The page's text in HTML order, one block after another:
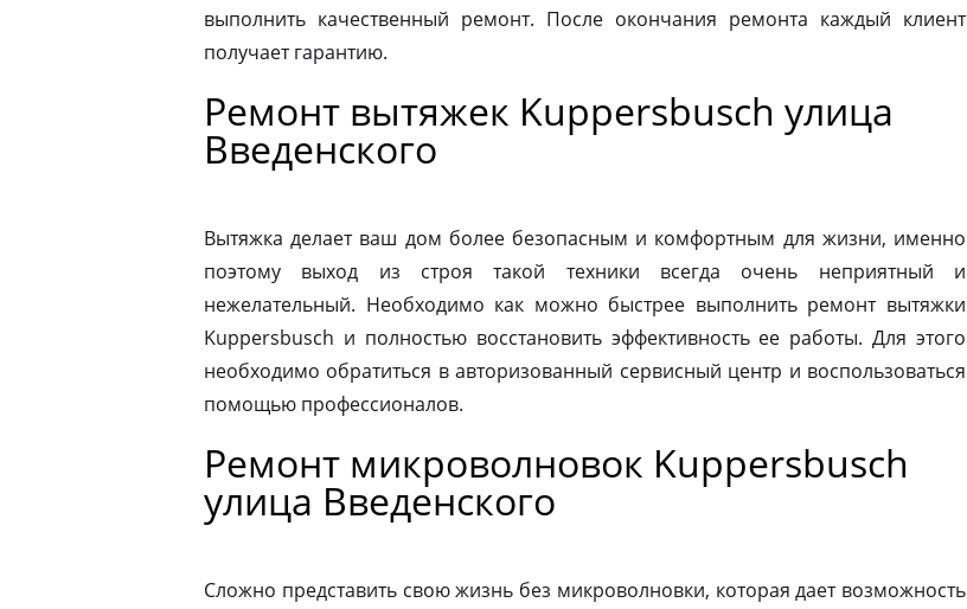
выполнить качественный ремонт. После окончания ремонта каждый клиент
получает гарантию.
Ремонт вытяжек Kuppersbusch улица
Введенского
Вытяжка делает ваш дом более безопасным и комфортным для жизни, именно
поэтому выход из строя такой техники всегда очень неприятный и
нежелательный. Необходимо как можно быстрее выполнить ремонт вытяжки
Kuppersbusch и полностью восстановить эффективность ее работы. Для этого
необходимо обратиться в авторизованный сервисный центр и воспользоваться
помощью профессионалов.
Ремонт микроволновок Kuppersbusch
улица Введенского
Сложно представить свою жизнь без микроволновки, которая дает возможность